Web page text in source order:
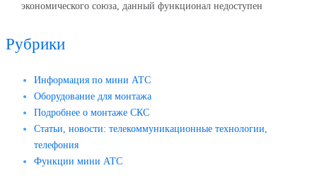
экономического союза, данный функционал недоступен
Рубрики
Информация по мини АТС
Оборудование для монтажа
Подробнее о монтаже СКС
Статьи, новости: телекоммуникационные технологии,
телефония
Функции мини АТС